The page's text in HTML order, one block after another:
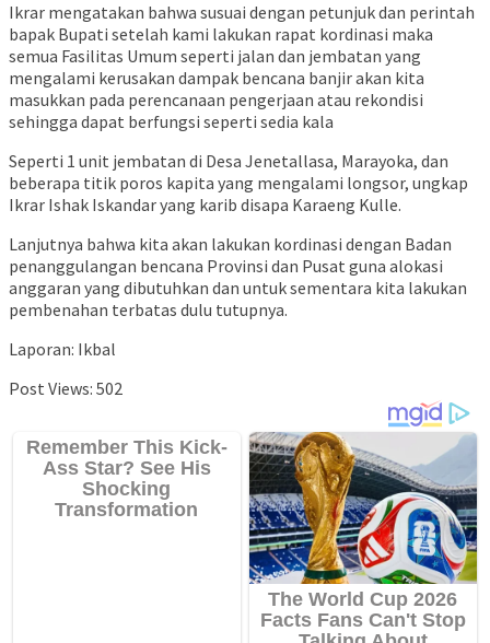
Ikrar mengatakan bahwa susuai dengan petunjuk dan perintah
bapak Bupati setelah kami lakukan rapat kordinasi maka
semua Fasilitas Umum seperti jalan dan jembatan yang
mengalami kerusakan dampak bencana banjir akan kita
masukkan pada perencanaan pengerjaan atau rekondisi
sehingga dapat berfungsi seperti sedia kala
Seperti 1 unit jembatan di Desa Jenetallasa, Marayoka, dan
beberapa titik poros kapita yang mengalami longsor, ungkap
Ikrar Ishak Iskandar yang karib disapa Karaeng Kulle.
Lanjutnya bahwa kita akan lakukan kordinasi dengan Badan
penanggulangan bencana Provinsi dan Pusat guna alokasi
anggaran yang dibutuhkan dan untuk sementara kita lakukan
pembenahan terbatas dulu tutupnya.
Laporan: Ikbal
Post Views: 502